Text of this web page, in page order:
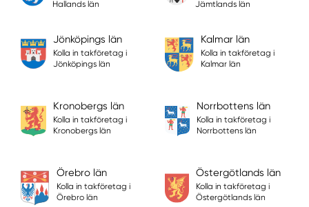
Hallands län
Jämtlands län
Jönköpings län
Kolla in takföretag i
Jönköpings län
Kalmar län
Kolla in takföretag i
Kalmar län
Kronobergs län
Kolla in takföretag i
Kronobergs län
Norrbottens län
Kolla in takföretag i
Norrbottens län
Örebro län
Kolla in takföretag i
Örebro län
Östergötlands län
Kolla in takföretag i
Östergötlands län